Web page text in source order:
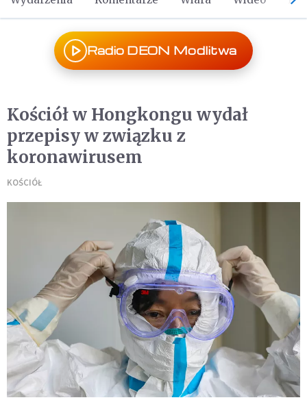
Radio DEON Modlitwa
Kościół w Hongkongu wydał
przepisy w związku z
koronawirusem
KOŚCIÓŁ